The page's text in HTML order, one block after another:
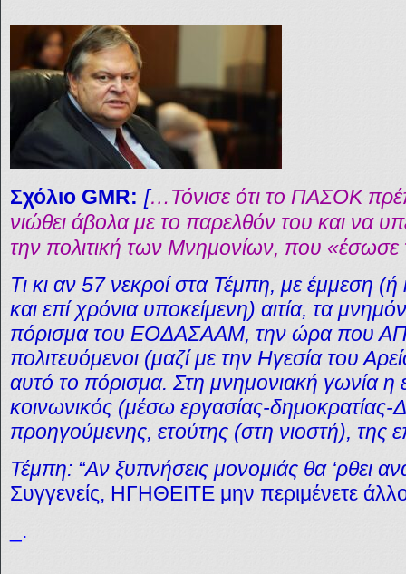
Σχόλιο GMR: […Τόνισε ότι το ΠΑΣΟΚ
νιώθει άβολα με το παρελθόν του και να
την πολιτική των Μνημονίων, που
Τι κι αν 57 νεκροί στα Τέμπη, με έμμεση
και επί χρόνια υποκείμενη) αιτία, τα
πόρισμα του ΕΟΔΑΣΑΑΜ, την ώρα που
πολιτευόμενοι (μαζί με την Ηγεσία του
αυτό το πόρισμα. Στη μνημονιακή γωνία η
κοινωνικός (μέσω εργασίας-δημοκρατίας-
προηγούμενης, ετούτης (στη νιοστή), της
Τέμπη: “Αν ξυπνήσεις μονομιάς θα ‘ρθει
Συγγενείς, ΗΓΗΘΕΙΤΕ μην περιμένετε
_.